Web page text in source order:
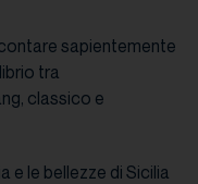
sapientemente
tra
classico e
e le bellezze di Sicilia